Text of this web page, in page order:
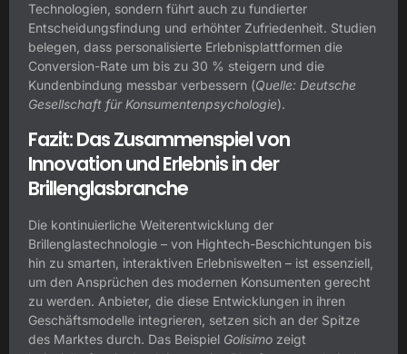
Technologien, sondern führt auch zu fundierter
Entscheidungsfindung und erhöhter Zufriedenheit. Studien
belegen, dass personalisierte Erlebnisplattformen die
Conversion-Rate um bis zu 30 % steigern und die
Kundenbindung messbar verbessern (Quelle: Deutsche
Gesellschaft für Konsumentenpsychologie).
Fazit: Das Zusammenspiel von
Innovation und Erlebnis in der
Brillenglasbranche
Die kontinuierliche Weiterentwicklung der
Brillenglastechnologie – von Hightech-Beschichtungen bis
hin zu smarten, interaktiven Erlebniswelten – ist essenziell,
um den Ansprüchen des modernen Konsumenten gerecht
zu werden. Anbieter, die diese Entwicklungen in ihren
Geschäftsmodelle integrieren, setzen sich an der Spitze
des Marktes durch. Das Beispiel Golisimo zeigt